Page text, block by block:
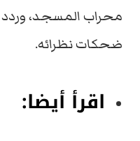
محراب المسجد، وردد
ضحكات نظرائه.
اقرأ أيضا: